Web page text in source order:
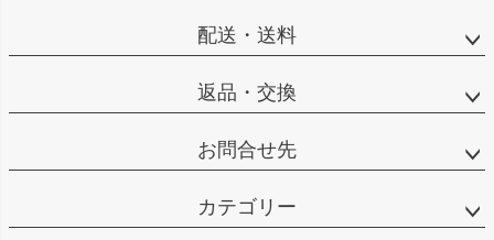
配送・送料
返品・交換
お問合せ先
カテゴリー